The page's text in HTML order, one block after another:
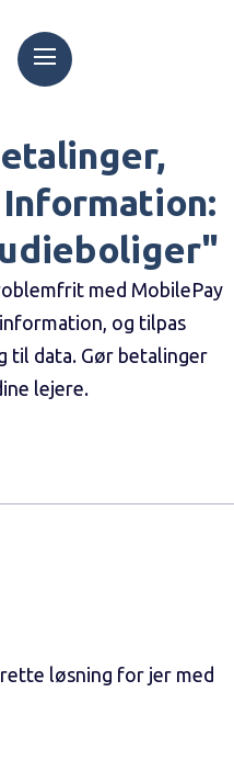
med MobilePay
og tilpas
til data. Gør betalinger
lejere.
løsning for jer med